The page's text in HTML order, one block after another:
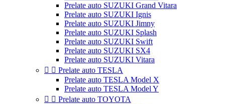
Prelate auto SUZUKI Grand Vitara
Prelate auto SUZUKI Ignis
Prelate auto SUZUKI Jimny
Prelate auto SUZUKI Splash
Prelate auto SUZUKI Swift
Prelate auto SUZUKI SX4
Prelate auto SUZUKI Vitara
  Prelate auto TESLA
Prelate auto TESLA Model X
Prelate auto TESLA Model Y
  Prelate auto TOYOTA